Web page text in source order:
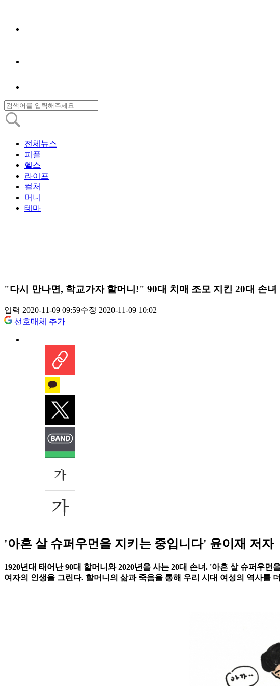
전체뉴스
피플
헬스
라이프
컬처
머니
테마
"다시 만나면, 학교가자 할머니!" 90대 치매 조모 지킨 20대 손녀
입력 2020-11-09 09:59수정 2020-11-09 10:02
선호매체 추가
'아흔 살 슈퍼우먼을 지키는 중입니다' 윤이재 저자
1920년대 태어난 90대 할머니와 2020년을 사는 20대 손녀. '아흔 살 슈퍼우
여자의 인생을 그린다. 할머니의 삶과 죽음을 통해 우리 시대 여성의 역사를